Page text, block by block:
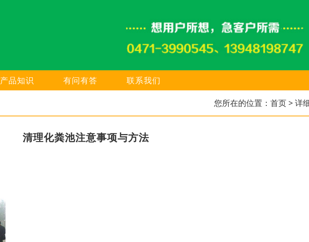
产品知识 有问有答 联系我们
您所在的位置： 首页> 详
清理化粪池注意事项与方法